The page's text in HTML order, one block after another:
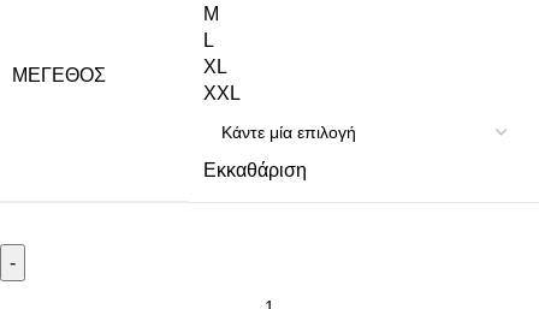
ΜΈΓΕΘΟΣ
M
L
XL
XXL
Εκκαθάριση